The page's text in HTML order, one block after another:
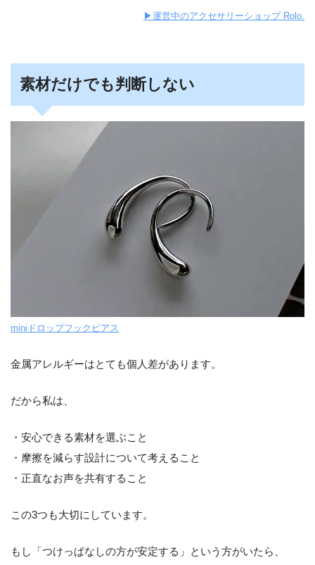
▶︎運営中のアクセサリーショップ Rolo.
素材だけでも判断しない
miniドロップフックピアス
金属アレルギーはとても個人差があります。
だから私は、
・安心できる素材を選ぶこと
・摩擦を減らす設計について考えること
・正直なお声を共有すること
この3つも大切にしています。
もし「つけっぱなしの方が安定する」という方がいたら、